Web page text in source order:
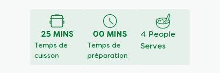
25 MINS
Temps de
cuisson
00 MINS
Temps de
préparation
4 People
Serves